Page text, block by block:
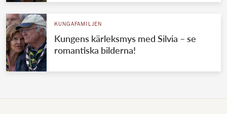
KUNGAFAMILJEN
Kungens kärleksmys med Silvia – se
romantiska bilderna!